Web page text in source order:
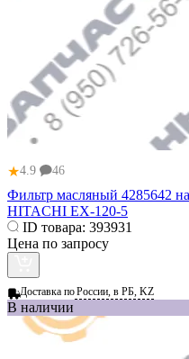
★4.9 46
Фильтр масляный 4285642
HITACHI EX-120-5
ID товара: 393931
Цена по запросу
Доставка поРоссии, в РБ, KZ
В наличии